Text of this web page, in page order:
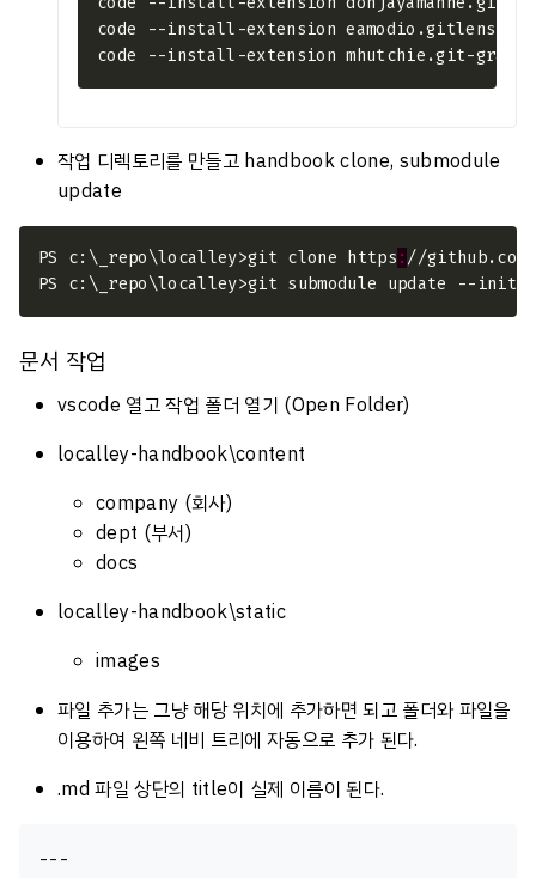
작업 디렉토리를 만들고 handbook clone, submodule
update
PS c:\_repo\localley>git clone https :
문서 작업
vscode 열고 작업 폴더 열기 (Open Folder)
localley-handbook\content
company (회사)
dept (부서)
docs
localley-handbook\static
images
파일 추가는 그냥 해당 위치에 추가하면 되고 폴더와 파일을
이용하여 왼쪽 네비 트리에 자동으로 추가 된다.
.md 파일 상단의 title이 실제 이름이 된다.
---